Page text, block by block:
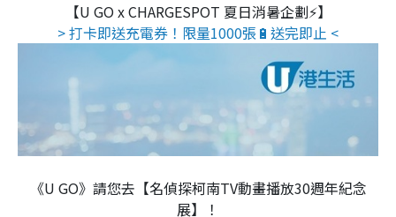
【U GO x CHARGESPOT 夏日消暑企劃⚡】
> 打卡即送充電券！限量1000張🔋送完即止 <
《U GO》請您去【名偵探柯南TV動畫播放30週年紀念
展】！